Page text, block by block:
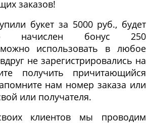
заказов!
букет за 5000 руб., будет
начислен бонус 250
использовать в любое
не зарегистрировались на
получить причитающийся
нам номер заказа или
или получателя.
клиентов мы проводим